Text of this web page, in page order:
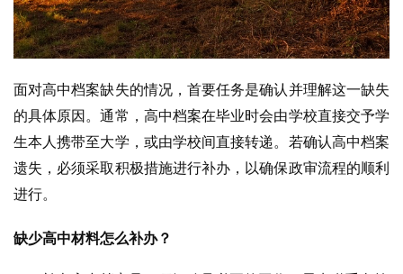
面对高中档案缺失的情况，首要任务是确认并理解这一缺失
的具体原因。通常，高中档案在毕业时会由学校直接交予学
生本人携带至大学，或由学校间直接转递。若确认高中档案
遗失，必须采取积极措施进行补办，以确保政审流程的顺利
进行。
缺少高中材料怎么补办？